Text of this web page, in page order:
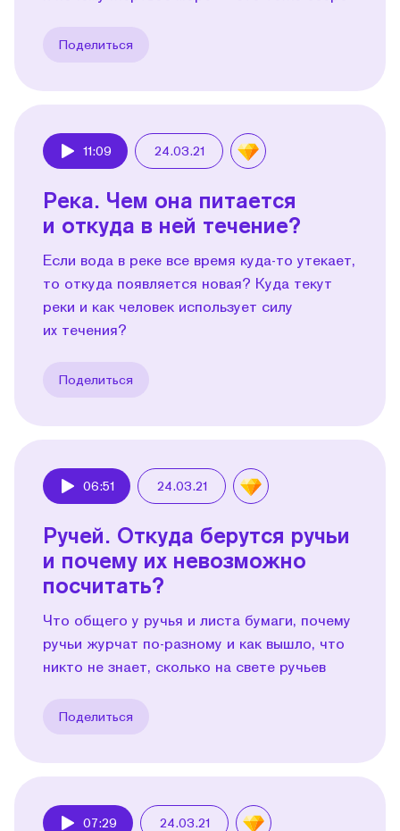
Поделиться
11:09 24.03.21
Река. Чем она питается
и откуда в ней течение?
Если вода в реке все время куда-то утекает,
то откуда появляется новая? Куда текут
реки и как человек использует силу
их течения?
Поделиться
06:51 24.03.21
Ручей. Откуда берутся ручьи
и почему их невозможно
посчитать?
Что общего у ручья и листа бумаги, почему
ручьи журчат по-разному и как вышло, что
никто не знает, сколько на свете ручьев
Поделиться
07:29 24.03.21